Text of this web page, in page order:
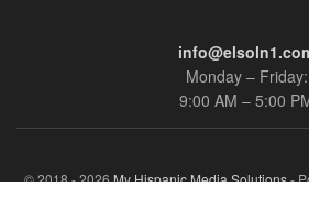
Monday – Friday:
9:00 AM – 5:00
© 2018 - 2026My Hispanic Media Solutions-